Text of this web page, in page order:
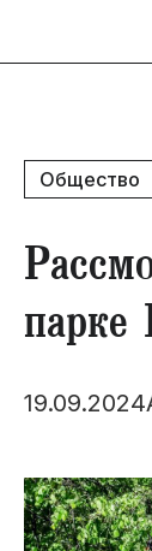
Общество
парке
19.09.2024